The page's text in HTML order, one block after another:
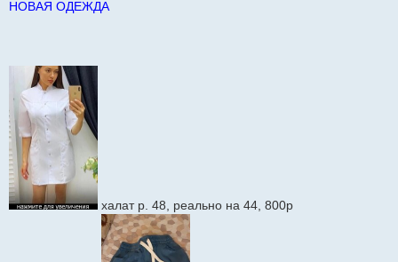
НОВАЯ ОДЕЖДА
халат р. 48, реально на 44, 800р